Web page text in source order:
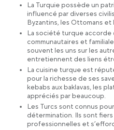
La Turquie possède un
influencé par diverses
Byzantins, les Ottomans et
La société turque accorde
communautaires et
souvent les uns sur les
entretiennent des liens
La cuisine turque est
pour la richesse de ses
kebabs aux baklavas, les
appréciés par beaucoup.
Les Turcs sont connus
détermination. Ils sont
professionnelles et